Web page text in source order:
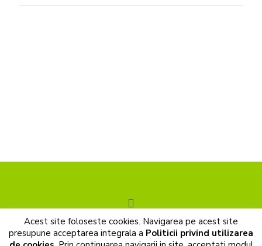
© 2017 Cunoastere de sine. All Rights Reserved |
Prelucrarea datelor cu caracter personal|Politica de cookies
Acest site foloseste cookies. Navigarea pe acest site
presupune acceptarea integrala a Politicii privind utilizarea